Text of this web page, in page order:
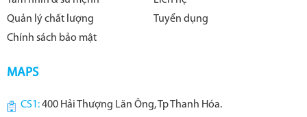
Quản lý chất lượng
Tuyển dụng
Chính sách bảo mật
MAPS
CS1:400 Hải Thượng Lãn Ông, Tp Thanh Hóa.